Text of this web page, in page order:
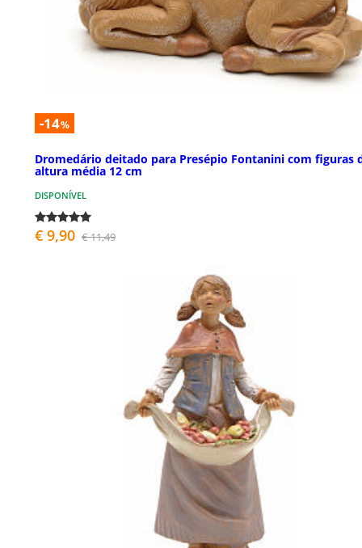
-14%
Dromedário deitado para Presépio Fontanini com figuras
altura média 12 cm
DISPONÍVEL
€ 9,90 € 11,49